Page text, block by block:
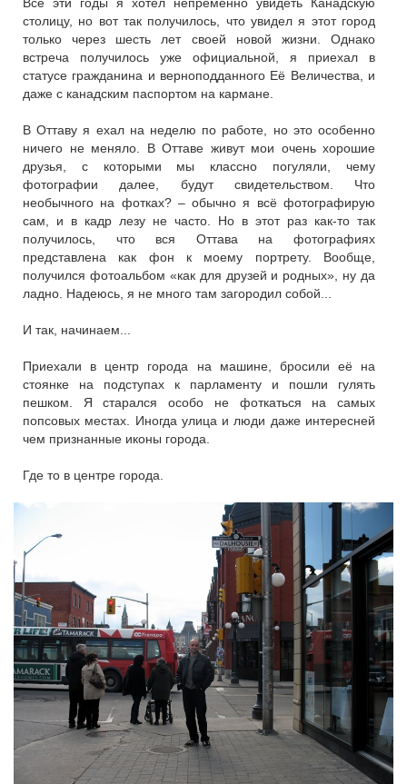
столицу, но вот так получилось, что увидел я этот город
только через шесть лет своей новой жизни. Однако
встреча получилось уже официальной, я приехал в
статусе гражданина и верноподданного Её Величества, и
даже с канадским паспортом на кармане.
В Оттаву я ехал на неделю по работе, но это особенно
ничего не меняло. В Оттаве живут мои очень хорошие
друзья, с которыми мы классно погуляли, чему
фотографии далее, будут свидетельством. Что
необычного на фотках? – обычно я всё фотографирую
сам, и в кадр лезу не часто. Но в этот раз как-то так
получилось, что вся Оттава на фотографиях
представлена как фон к моему портрету. Вообще,
получился фотоальбом «как для друзей и родных», ну да
ладно. Надеюсь, я не много там загородил собой...
И так, начинаем...
Приехали в центр города на машине, бросили её на
стоянке на подступах к парламенту и пошли гулять
пешком. Я старался особо не фоткаться на самых
попсовых местах. Иногда улица и люди даже интересней
чем признанные иконы города.
Где то в центре города.